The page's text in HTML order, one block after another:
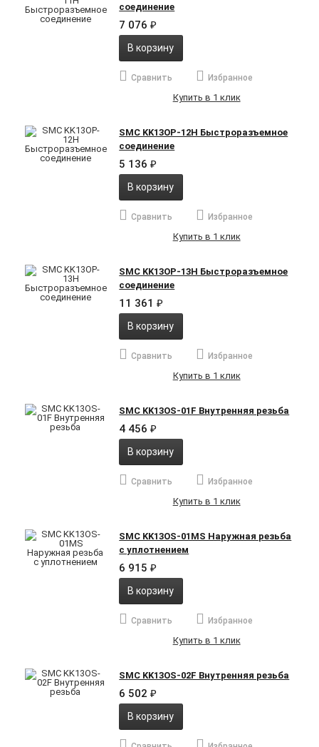
соединение
7 076₽
В корзину
Сравнить Избранное
Купить в 1 клик
SMC KK13OP-12H Быстроразъемное
соединение
5 136₽
В корзину
Сравнить Избранное
Купить в 1 клик
SMC KK13OP-13H Быстроразъемное
соединение
11 361₽
В корзину
Сравнить Избранное
Купить в 1 клик
SMC KK13OS-01F Внутренняя резьба
4 456₽
В корзину
Сравнить Избранное
Купить в 1 клик
SMC KK13OS-01MS Наружная резьба
с уплотнением
6 915₽
В корзину
Сравнить Избранное
Купить в 1 клик
SMC KK13OS-02F Внутренняя резьба
6 502₽
В корзину